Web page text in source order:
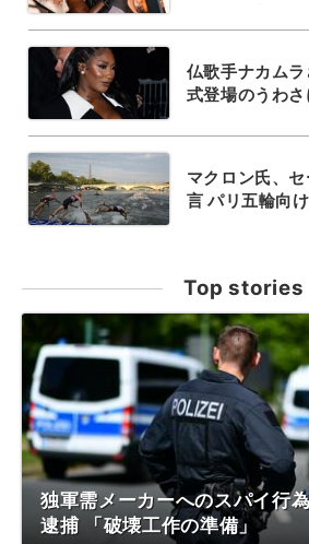
仏歌手ナカム
式登場のうわ
マクロン氏、
言 パリ五輪向
Top stories
独軍需メーカーへのスパイ行
逮捕 「破壊工作の準備」